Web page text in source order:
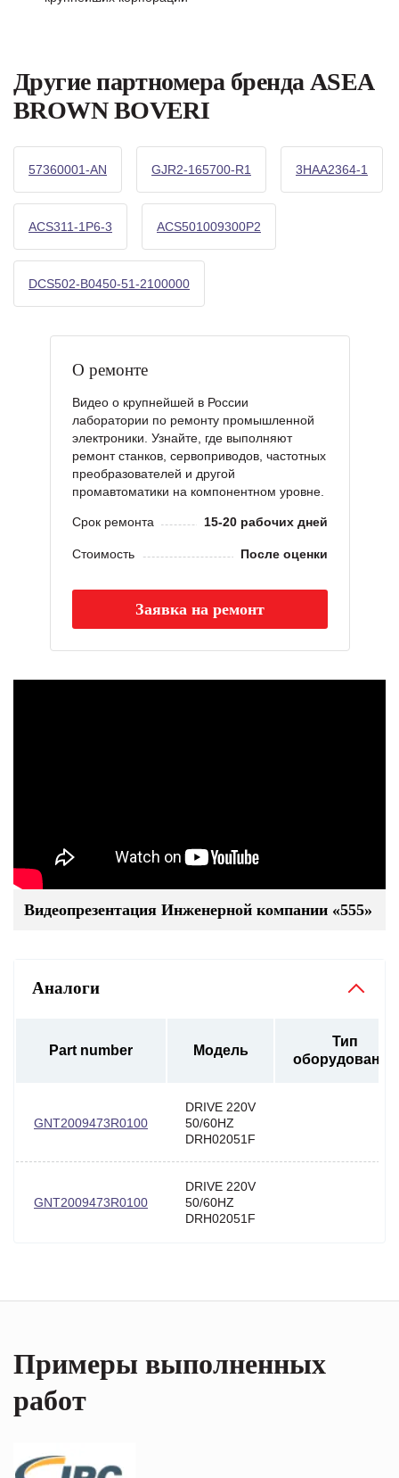
Другие партномера бренда ASEA
BROWN BOVERI
57360001-AN GJR2-165700-R1 3HAA2364-1
ACS311-1P6-3 ACS501009300P2
DCS502-B0450-51-2100000
О ремонте
Видео о крупнейшей в России
лаборатории по ремонту промышленной
электроники. Узнайте, где выполняют
ремонт станков, сервоприводов, частотных
преобразователей и другой
промавтоматики на компонентном уровне.
Срок ремонта 15-20 рабочих дней
Стоимость После оценки
Заявка на ремонт
Видеопрезентация Инженерной компании «555»
Аналоги
Part number Модель
Тип
оборудования
GNT2009473R0100
DRIVE 220V
50/60HZ
DRH02051F
GNT2009473R0100
DRIVE 220V
50/60HZ
DRH02051F
Примеры выполненных
работ